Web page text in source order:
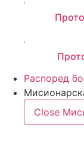
Распоред
Close